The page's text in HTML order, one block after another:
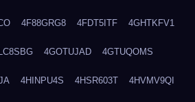
4F88GRG8 4FDT5ITF 4GHTKFV1
4GOTUJAD 4GTUQOMS
4HINPU4S 4HSR603T 4HVMV9QI